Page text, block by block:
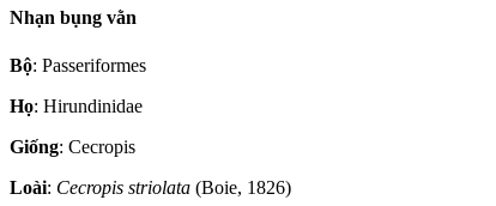
Nhạn bụng vằn
Bộ: Passeriformes
Họ: Hirundinidae
Giống: Cecropis
Loài: Cecropis striolata (Boie, 1826)